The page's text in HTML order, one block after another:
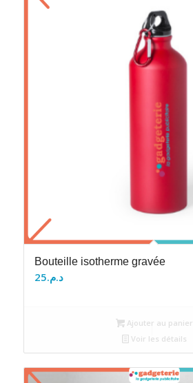
Bouteille isotherme gravée
د.م.25
Ajouter au panier
Voir les détails